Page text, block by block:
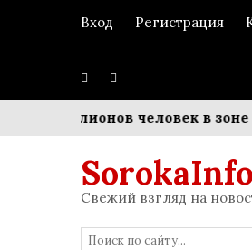
Вход Регистрация
миллионов человек в зоне
SorokaInfo
Свежий взгляд на